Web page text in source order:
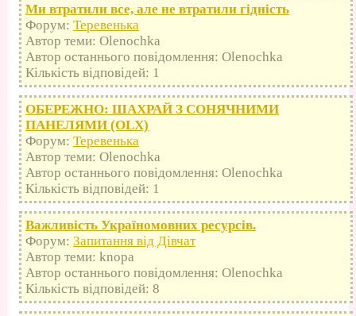
Ми втратили все, але не втратили гідність
Форум: Теревенька
Автор теми: Olenochka
Автор останнього повідомлення: Olenochka
Кількість відповідей: 1
ОБЕРЕЖНО: ШАХРАЙ З СОНЯЧНИМИ
ПАНЕЛЯМИ (OLX)
Форум: Теревенька
Автор теми: Olenochka
Автор останнього повідомлення: Olenochka
Кількість відповідей: 1
Важливість Україномовних ресурсів.
Форум: Запитання від Дівчат
Автор теми: knopa
Автор останнього повідомлення: Olenochka
Кількість відповідей: 8